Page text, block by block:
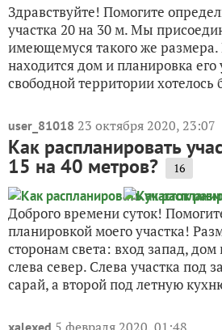
Здравствуйте! Помогите
участка 20 на 30 м. Мы
имеющемуся такого же размера.
находится дом и планировка
свободной территории хотелось
user_81018 23 октября 2020, 23:07
Как распланировать
15 на 40 метров? 16
Доброго времени суток!
планировкой моего участка!
сторонам света: вход запад, дом
слева север. Слева участка под
сарай, а второй под летную
xalexed 5 февраля 2020, 01:48